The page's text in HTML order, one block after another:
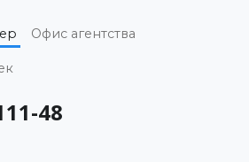
Офис агентства
48